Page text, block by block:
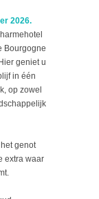
2026.
Bourgogne
geniet u
in één
op zowel
genot
extra waar